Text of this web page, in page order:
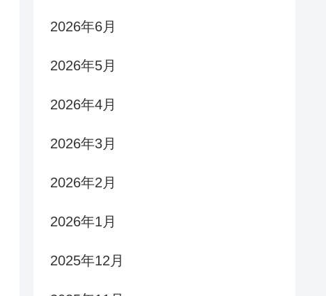
2026年6月
2026年5月
2026年4月
2026年3月
2026年2月
2026年1月
2025年12月